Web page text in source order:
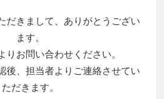
だきまして、ありがとうござい
ます。
りお問い合わせください。
後、担当者よりご連絡させてい
ただきます。